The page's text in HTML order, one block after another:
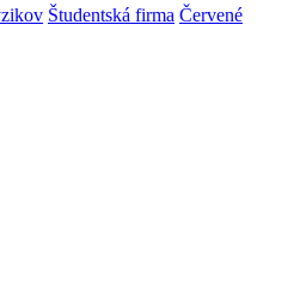
Študentská firma Červené